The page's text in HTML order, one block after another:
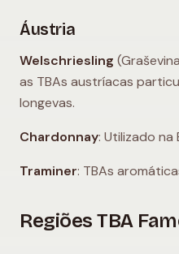
Áustria
Welschriesling
as TBAs austríacas
longevas.
Chardonnay: Utilizado na
Traminer: TBAs
Regiões TBA